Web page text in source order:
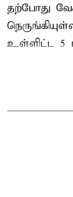
தற்போது
உள்ளிட்ட 5